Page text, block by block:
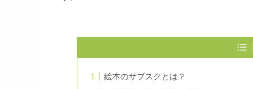
絵本のサブスクとは？